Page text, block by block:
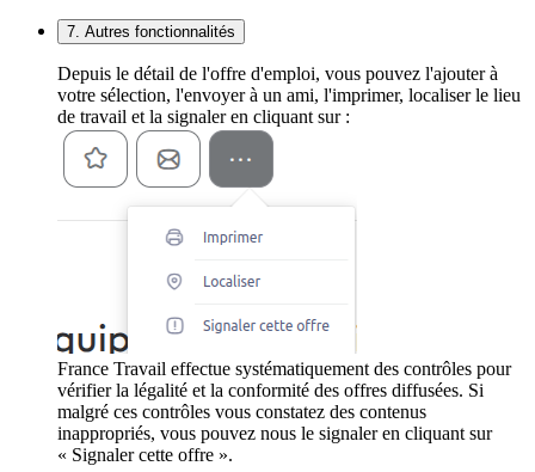
7. Autres fonctionnalités
Depuis le détail de l'offre d'emploi, vous pouvez l'ajouter à
votre sélection, l'envoyer à un ami, l'imprimer, localiser le lieu
de travail et la signaler en cliquant sur :
France Travail effectue systématiquement des contrôles pour
vérifier la légalité et la conformité des offres diffusées. Si
malgré ces contrôles vous constatez des contenus
inappropriés, vous pouvez nous le signaler en cliquant sur
« Signaler cette offre ».